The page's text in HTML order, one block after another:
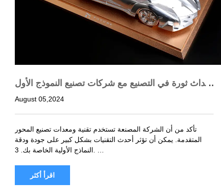
إحداث ثورة في التصنيع مع شركات تصنيع النموذج الأول
ي للمحور الصيني 5
August 05,2024
تأكد من أن الشركة المصنعة تستخدم تقنية ومعدات تصنيع المحور
المتقدمة. يمكن أن تؤثر أحدث التقنيات بشكل كبير على جودة ودقة
اقرأ أكثر